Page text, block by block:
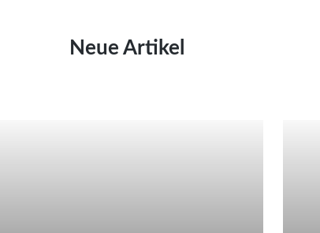
Neue Artikel